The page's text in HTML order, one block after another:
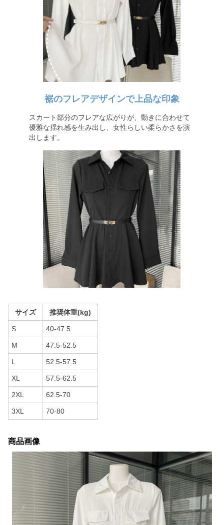
裾のフレアデザインで上品な印象
スカート部分のフレアな広がりが、動きに合わせて
優雅な揺れ感を生み出し、女性らしい柔らかさを演
出します。
サイズ 推奨体重(kg)
S 40-47.5
M 47.5-52.5
L 52.5-57.5
XL 57.5-62.5
2XL 62.5-70
3XL 70-80
商品画像